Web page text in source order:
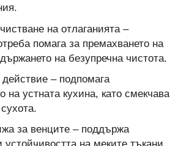
на отлаганията –
помага за премахването на
на безупречна чистота.
– подпомага
на устната кухина, като смекчава
за венците – поддържа